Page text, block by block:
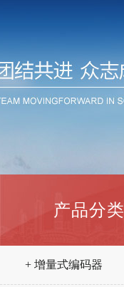
产品分类
+ 增量式编码器